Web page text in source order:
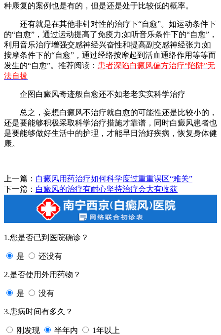
种康复的案例也是有的，但是还是处于比较低的概率。
还有就是在其他非针对性的治疗下“自愈”。如运动条件下
的“自愈”，通过运动提高了免疫力;如听音乐条件下的“自愈”，
利用音乐治疗增强交感神经兴奋性和提高副交感神经张力;如
按摩条件下的“自愈”，通过经络按摩起到活血通络作用等等而
发生的“自愈”。推荐阅读： 患者深陷白癜风偏方治疗“陷阱”无
法自拔
企图白癜风奇迹般自愈还不如老老实实科学治疗
总之，妄想白癜风不治疗就自愈的可能性还是比较小的，
还是要能够积极采取科学治疗措施才靠谱，同时白癜风患者也
是要能够做好生活中的护理，才能早日治好疾病，恢复身体健
康。
上一篇： 白癜风用药治疗如何科学度过重重误区“难关”
下一篇： 白癜风的治疗有耐心坚持治疗会大有收获
1.您是否已到医院确诊？
是 还没有
2.是否使用外用药物？
是 没有
3.患病时间有多久？
刚发现 半年内 1年以上